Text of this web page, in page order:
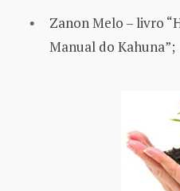
Zanon Melo – livro
Manual do Kahuna”;